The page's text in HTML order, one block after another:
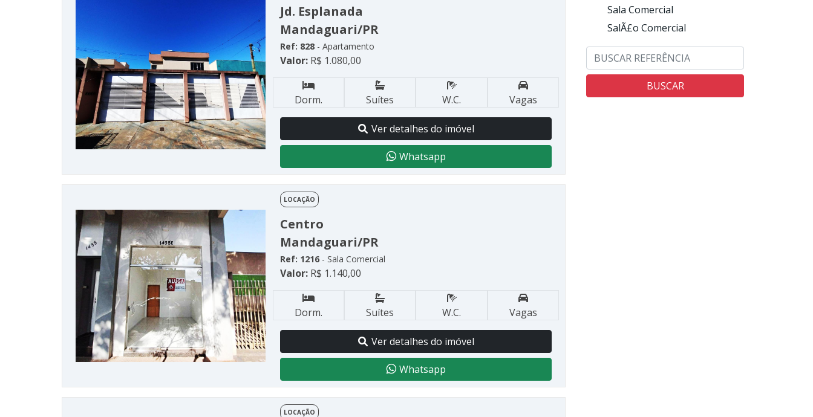
Jd. Esplanada
Mandaguari/PR
Ref: 828- Apartamento
Valor:R$ 1.080,00
Dorm. Suítes W.C. Vagas
Ver detalhes do imóvel
Whatsapp
LOCAÇÃO
Centro
Mandaguari/PR
Ref: 1216- Sala Comercial
Valor:R$ 1.140,00
Dorm. Suítes W.C. Vagas
Ver detalhes do imóvel
Whatsapp
LOCAÇÃO
Sala Comercial
SalÃ£o Comercial
BUSCAR